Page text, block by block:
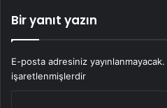
Bir yanıt yazın
E-posta adresiniz yayınlanmayacak.
işaretlenmişlerdir